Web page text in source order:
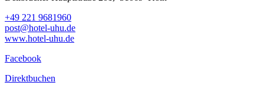
+49 221 9681960
post@hotel-uhu.de
www.hotel-uhu.de
Facebook
Direktbuchen